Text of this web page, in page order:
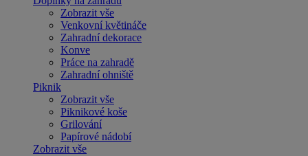
Zobrazit vše
Venkovní květináče
Zahradní dekorace
Konve
Práce na zahradě
Zahradní ohniště
Piknik
Zobrazit vše
Piknikové koše
Grilování
Papírové nádobí
Zobrazit vše